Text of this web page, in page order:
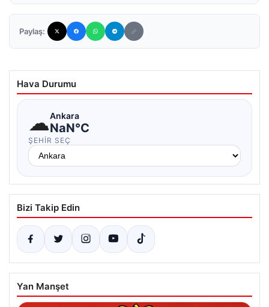
Paylaş:
Hava Durumu
☁Ankara
NaN°C
ŞEHIR SEÇ
Bizi Takip Edin
Yan Manşet